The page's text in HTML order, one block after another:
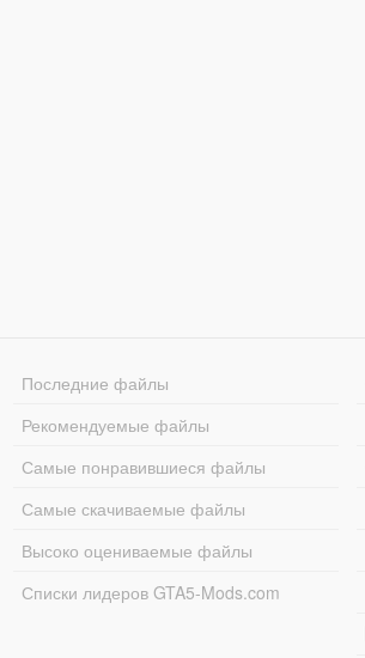
Последние файлы
Рекомендуемые файлы
Самые понравившиеся файлы
Самые скачиваемые файлы
Высоко оцениваемые файлы
Списки лидеров GTA5-Mods.com